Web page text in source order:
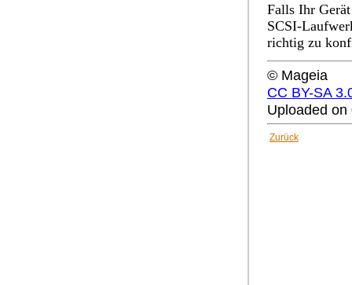
Falls Ihr
SCSI-
richtig zu
© Mageia
CC BY-SA
Uploaded
Zurück